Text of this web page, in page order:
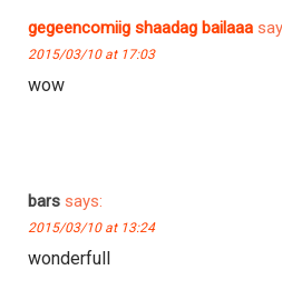
gegeencomiig shaadag bailaaa
2015/03/10 at 17:03
wow
bars says:
2015/03/10 at 13:24
wonderfull